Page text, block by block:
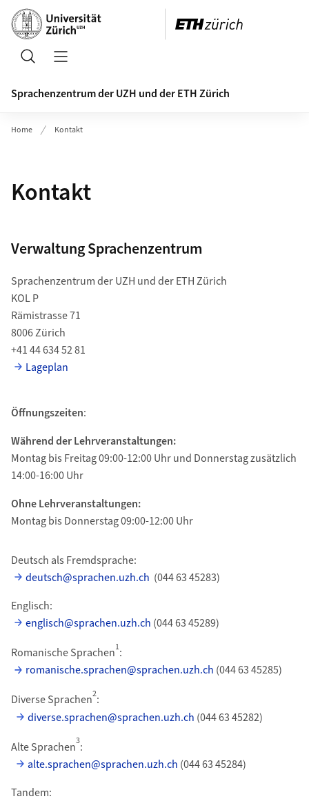
Header
Suche
Sprachenzentrum der UZH und der ETH Zürich
Home Kontakt
Kontakt
Verwaltung Sprachenzentrum
Sprachenzentrum der UZH und der ETH Zürich
KOL P
Rämistrasse 71
8006 Zürich
+41 44 634 52 81
Lageplan
Öffnungszeiten:
Während der Lehrveranstaltungen:
Montag bis Freitag 09:00-12:00 Uhr und Donnerstag zusätzlich
14:00-16:00 Uhr
Ohne Lehrveranstaltungen:
Montag bis Donnerstag 09:00-12:00 Uhr
Deutsch als Fremdsprache:
deutsch@sprachen.uzh.ch (044 63 45283)
Englisch:
englisch@sprachen.uzh.ch (044 63 45289)
Romanische Sprachen1:
romanische.sprachen@sprachen.uzh.ch (044 63 45285)
Diverse Sprachen2:
diverse.sprachen@sprachen.uzh.ch (044 63 45282)
Alte Sprachen3:
alte.sprachen@sprachen.uzh.ch (044 63 45284)
Tandem: